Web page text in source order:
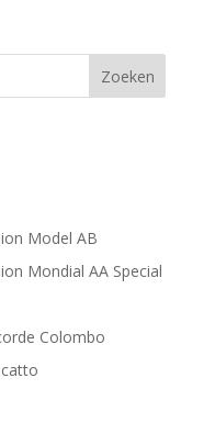
Model AB
Mondial AA Special
Colombo